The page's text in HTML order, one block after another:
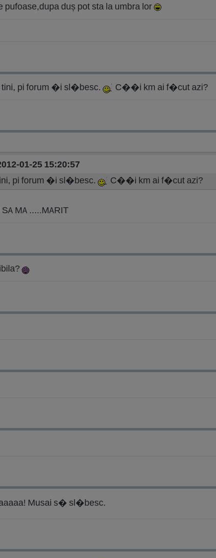
pufoase,dupa duș pot sta la umbra lor
pi forum �i sl�besc. C��i km ai f�cut azi?
01-25 15:20:57
pi forum �i sl�besc.
C��i km ai f�cut azi?
MA .....MARIT
Musai s� sl�besc.